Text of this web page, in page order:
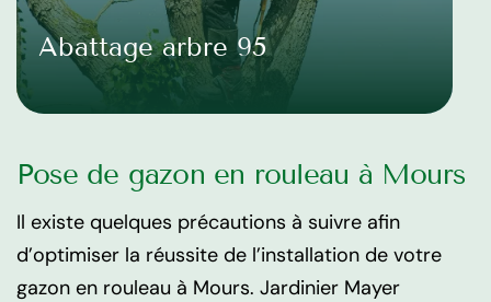
Abattage arbre 95
Pose de gazon en rouleau à Mours
Il existe quelques précautions à suivre afin
d’optimiser la réussite de l’installation de votre
gazon en rouleau à Mours. Jardinier Mayer